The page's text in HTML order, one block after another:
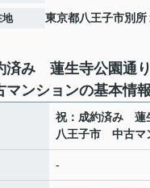
地 東京都八王子市別所
済み 蓮生寺公園通
ンションの基本情報
祝：成約済み 蓮
八王子市 中古マ
-